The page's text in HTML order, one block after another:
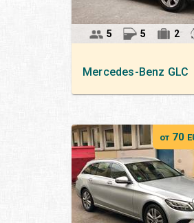
Mercedes-Benz GLC
5 5 2
от 70